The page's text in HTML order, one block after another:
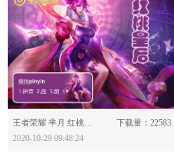
分享：
王者荣耀 芈月 红桃皇后-616695
下载量：22583
2020-10-29 09:48:24